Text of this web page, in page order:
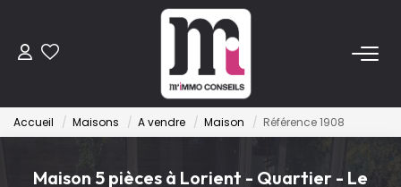
ACHETER
Anciens
Accueil Maisons A vendre Maison Référence 1908
Maison 5 pièces à Lorient - Quartier - Le